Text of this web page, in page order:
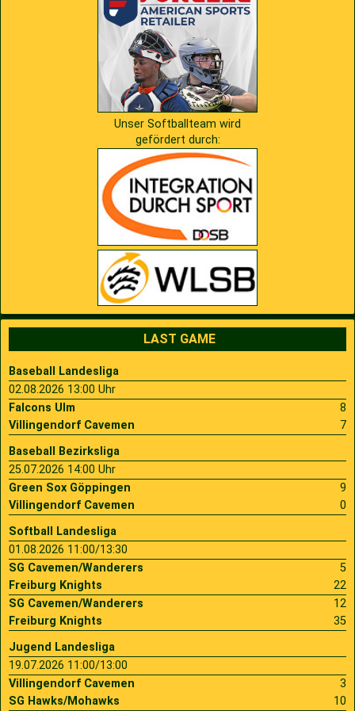
Unser Softballteam wird
gefördert durch:
LAST GAME
Baseball Landesliga
02.08.2026 13:00 Uhr
Falcons Ulm
8
Villingendorf Cavemen
7
Baseball Bezirksliga
25.07.2026 14:00 Uhr
Green Sox Göppingen
9
Villingendorf Cavemen
0
Softball Landesliga
01.08.2026 11:00/13:30
SG Cavemen/Wanderers
5
Freiburg Knights
22
SG Cavemen/Wanderers
12
Freiburg Knights
35
Jugend Landesliga
19.07.2026 11:00/13:00
Villingendorf Cavemen
3
SG Hawks/Mohawks
10